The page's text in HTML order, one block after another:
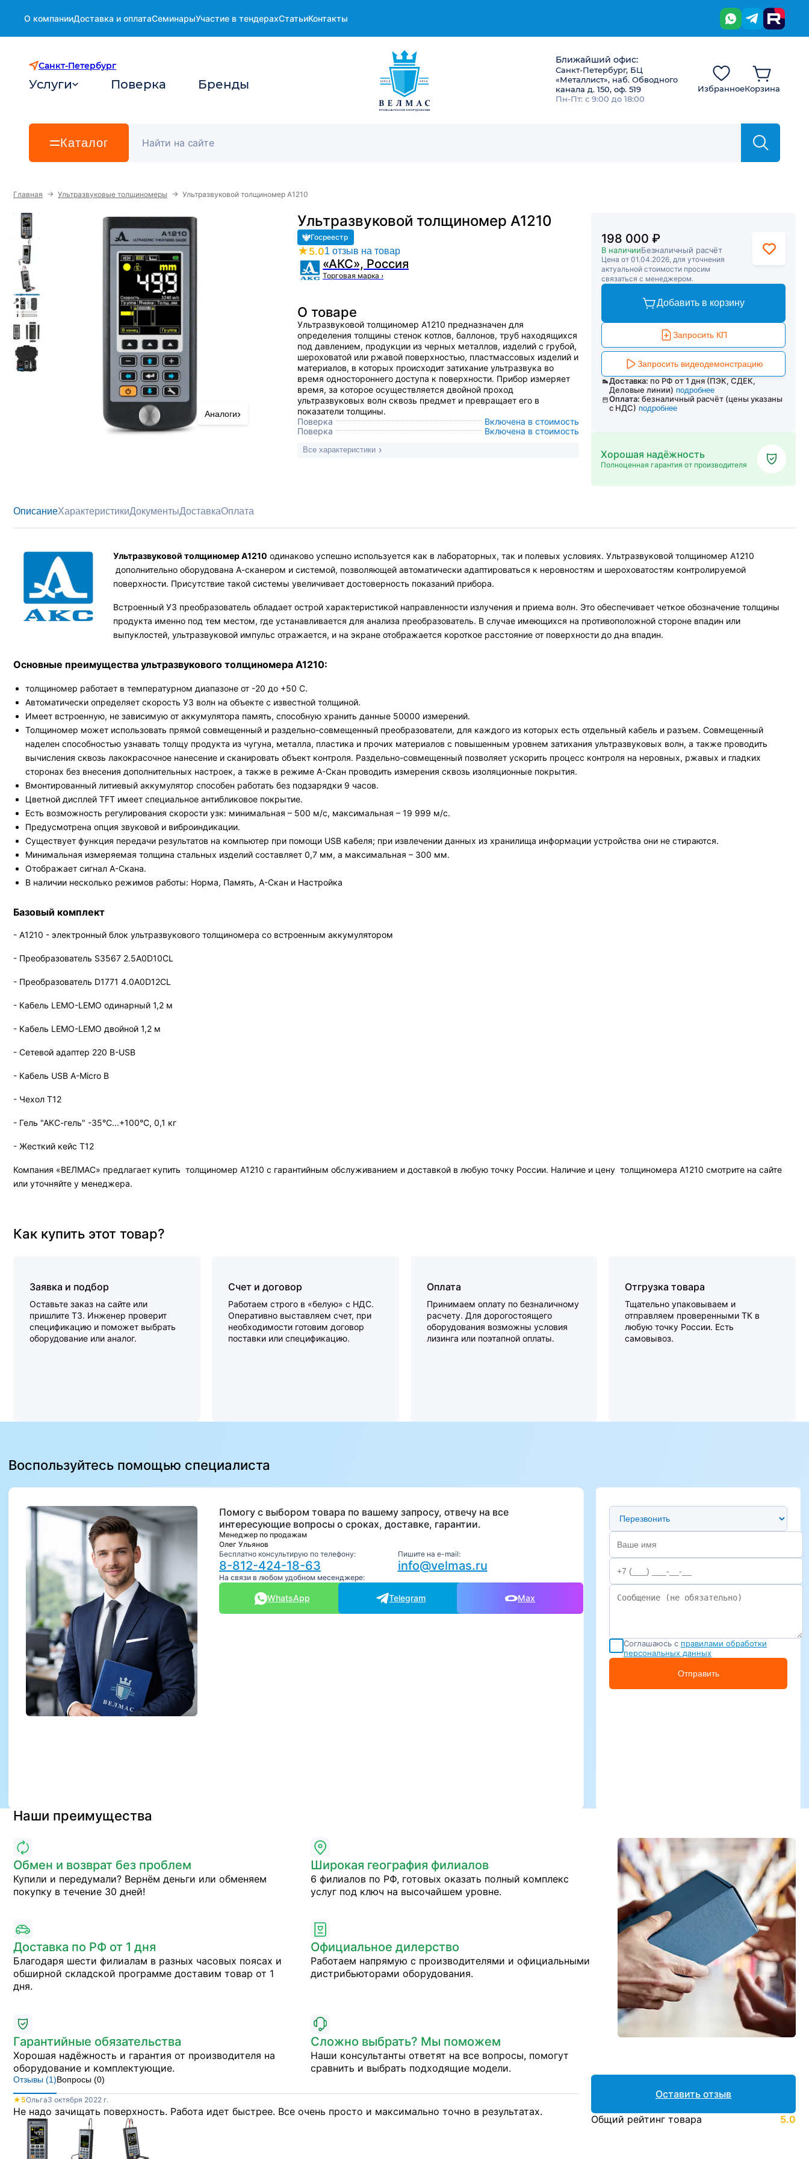
О компанииДоставка и оплатаСеминарыУчастие в тендерахСтатьиКонтакты
Санкт-Петербург
Услуги Поверка Бренды
Ближайший офис:
Санкт-Петербург, БЦ
«Металлист», наб. Обводного
канала д. 150, оф. 519
Пн-Пт: с 9:00 до 18:00
ИзбранноеКорзина
Каталог
Главная → Ультразвуковые толщиномеры → Ультразвуковой толщиномер А1210
Ультразвуковой толщиномер А1210
Госреестр
★5.01 отзыв на товар
«АКС», Россия
Торговая марка ›
Аналоги›
О товаре
Ультразвуковой толщиномер А1210 предназначен для
определения толщины стенок котлов, баллонов, труб находящихся
под давлением, продукции из черных металлов, изделий с грубой,
шероховатой или ржавой поверхностью, пластмассовых изделий и
материалов, в которых происходит затихание ультразвука во
время одностороннего доступа к поверхности. Прибор измеряет
время, за которое осуществляется двойной проход
ультразвуковых волн сквозь предмет и превращает его в
показатели толщины.
Поверка
Включена в стоимость
Поверка
Включена в стоимость
Все характеристики
198 000 ₽
В наличииБезналичный расчёт
Цена от 01.04.2026, для уточнения
актуальной стоимости просим
связаться с менеджером.
Добавить в корзину
Запросить КП
Запросить видеодемонстрацию
Доставка: по РФ от 1 дня (ПЭК, СДЕК,
Деловые линии) подробнее
Оплата: безналичный расчёт (цены указаны
с НДС) подробнее
Хорошая надёжность
Полноценная гарантия от производителя
ОписаниеХарактеристикиДокументыДоставкаОплата
Ультразвуковой толщиномер А1210 одинаково успешно используется как в лабораторных, так и полевых условиях. Ультразвуковой толщиномер А1210
дополнительно оборудована А-сканером и системой, позволяющей автоматически адаптироваться к неровностям и шероховатостям контролируемой
поверхности. Присутствие такой системы увеличивает достоверность показаний прибора.
Встроенный УЗ преобразователь обладает острой характеристикой направленности излучения и приема волн. Это обеспечивает четкое обозначение толщины
продукта именно под тем местом, где устанавливается для анализа преобразователь. В случае имеющихся на противоположной стороне впадин или
выпуклостей, ультразвуковой импульс отражается, и на экране отображается короткое расстояние от поверхности до дна впадин.
Основные преимущества ультразвукового толщиномера А1210:
толщиномер работает в температурном диапазоне от -20 до +50 С.
Автоматически определяет скорость УЗ волн на объекте с известной толщиной.
Имеет встроенную, не зависимую от аккумулятора память, способную хранить данные 50000 измерений.
Толщиномер может использовать прямой совмещенный и раздельно-совмещенный преобразователи, для каждого из которых есть отдельный кабель и разъем. Совмещенный
наделен способностью узнавать толщу продукта из чугуна, металла, пластика и прочих материалов с повышенным уровнем затихания ультразвуковых волн, а также проводить
вычисления сквозь лакокрасочное нанесение и сканировать объект контроля. Раздельно-совмещенный позволяет ускорить процесс контроля на неровных, ржавых и гладких
сторонах без внесения дополнительных настроек, а также в режиме А-Скан проводить измерения сквозь изоляционные покрытия.
Вмонтированный литиевый аккумулятор способен работать без подзарядки 9 часов.
Цветной дисплей TFT имеет специальное антибликовое покрытие.
Есть возможность регулирования скорости узк: минимальная – 500 м/с, максимальная – 19 999 м/с.
Предусмотрена опция звуковой и виброиндикации.
Существует функция передачи результатов на компьютер при помощи USB кабеля; при извлечении данных из хранилища информации устройства они не стираются.
Минимальная измеряемая толщина стальных изделий составляет 0,7 мм, а максимальная – 300 мм.
Отображает сигнал А-Скана.
В наличии несколько режимов работы: Норма, Память, А-Скан и Настройка
Базовый комплект
- A1210 - электронный блок ультразвукового толщиномера со встроенным аккумулятором
- Преобразователь S3567 2.5A0D10CL
- Преобразователь D1771 4.0A0D12CL
- Кабель LEMO-LEMO одинарный 1,2 м
- Кабель LEMO-LEMO двойной 1,2 м
- Сетевой адаптер 220 В-USB
- Кабель USB A-Micro B
- Чехол Т12
- Гель "АКС-гель" -35°C...+100°C, 0,1 кг
- Жесткий кейс Т12
Компания «ВЕЛМАС» предлагает купить толщиномер А1210 с гарантийным обслуживанием и доставкой в любую точку России. Наличие и цену толщиномера А1210 смотрите на сайте
или уточняйте у менеджера.
Как купить этот товар?
Заявка и подбор
Оставьте заказ на сайте или
пришлите ТЗ. Инженер проверит
спецификацию и поможет выбрать
оборудование или аналог.
Счет и договор
Работаем строго в «белую» с НДС.
Оперативно выставляем счет, при
необходимости готовим договор
поставки или спецификацию.
Оплата
Принимаем оплату по безналичному
расчету. Для дорогостоящего
оборудования возможны условия
лизинга или поэтапной оплаты.
Отгрузка товара
Тщательно упаковываем и
отправляем проверенными ТК в
любую точку России. Есть
самовывоз.
Воспользуйтесь помощью специалиста
Помогу с выбором товара по вашему запросу, отвечу на все
интересующие вопросы о сроках, доставке, гарантии.
Менеджер по продажам
Олег Ульянов
Бесплатно консультирую по телефону:
8-812-424-18-63
Пишите на e-mail:
info@velmas.ru
На связи в любом удобном месенджере:
WhatsApp Telegram Max
Предпочтительный способ связи
Соглашаюсь с правилами обработки
персональных данных
Отправить
Наши преимущества
Обмен и возврат без проблем
Купили и передумали? Вернём деньги или обменяем
покупку в течение 30 дней!
Широкая география филиалов
6 филиалов по РФ, готовых оказать полный комплекс
услуг под ключ на высочайшем уровне.
Доставка по РФ от 1 дня
Благодаря шести филиалам в разных часовых поясах и
обширной складской программе доставим товар от 1
дня.
Официальное дилерство
Работаем напрямую с производителями и официальными
дистрибьюторами оборудования.
Гарантийные обязательства
Хорошая надёжность и гарантия от производителя на
оборудование и комплектующие.
Сложно выбрать? Мы поможем
Наши консультанты ответят на все вопросы, помогут
сравнить и выбрать подходящие модели.
Отзывы (1)Вопросы (0)
★ 5Ольга3 октября 2022 г.
Не надо зачищать поверхность. Работа идет быстрее. Все очень просто и максимально точно в результатах.
Оставить отзыв
Общий рейтинг товара 5.0